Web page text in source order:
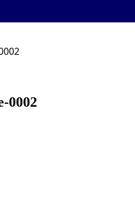
0002